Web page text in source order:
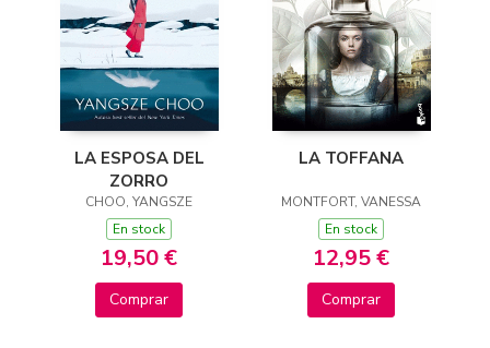
LA ESPOSA DEL
ZORRO
CHOO, YANGSZE
En stock
19,50 €
Comprar
LA TOFFANA
MONTFORT, VANESSA
En stock
12,95 €
Comprar